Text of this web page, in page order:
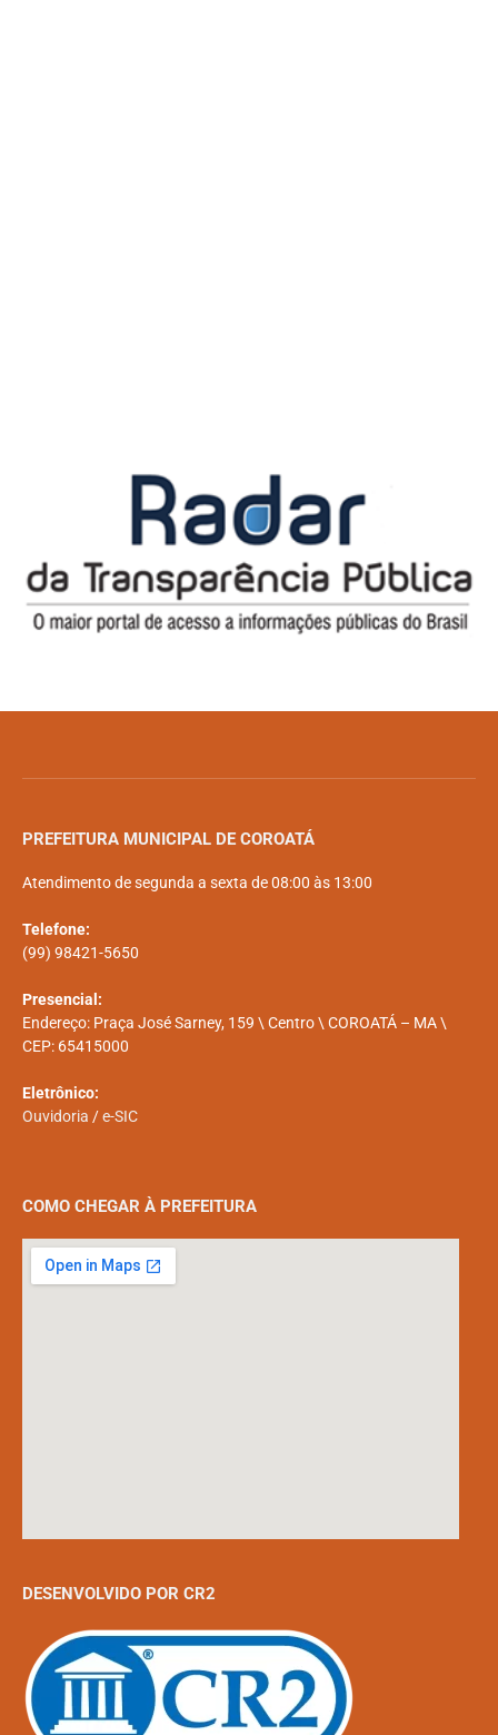
PREFEITURA MUNICIPAL DE COROATÁ
Atendimento de segunda a sexta de 08:00 às 13:00
Telefone:
(99) 98421-5650
Presencial:
Endereço: Praça José Sarney, 159 \ Centro \ COROATÁ – MA \
CEP: 65415000
Eletrônico:
Ouvidoria /e-SIC
COMO CHEGAR À PREFEITURA
DESENVOLVIDO POR CR2